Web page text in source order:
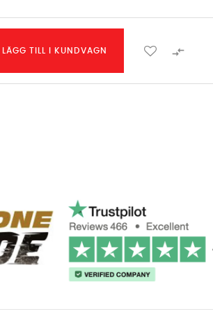
LÄGG TILL I KUNDVAGN 